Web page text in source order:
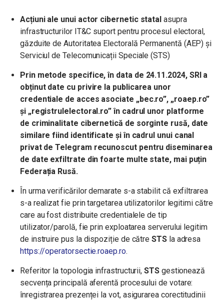
Acțiuni ale unui actor cibernetic statalasupra
infrastructurilor IT&C suport pentru procesul electoral,
găzduite de Autoritatea Electorală Permanentă (AEP) și
Serviciul de Telecomunicații Speciale (STS)
Prin metode specifice, în data de 24.11.2024, SRI a
obținut date cu privire la publicarea unor
credentiale de acces asociate „bec.ro”, „roaep.ro”
și „registrulelectoral.ro” în cadrul unor platforme
de criminalitate cibernetică de sorginte rusă, date
similare fiind identificate și în cadrul unui canal
privat de Telegram recunoscut pentru diseminarea
de date exfiltrate din foarte multe state, mai puțin
Federația Rusă.
În urma verificărilor demarate s-a stabilit că exfiltrarea
s-a realizat fie prin targetarea utilizatorilor legitimi către
care au fost distribuite credentialele de tip
utilizator/parolă, fie prin exploatarea serverului legitim
de instruire pus la dispoziție de cătreSTSla adresa
https://operatorsectie.roaep.ro.
Referitor la topologia infrastructurii,STSgestionează
secvența principală aferentă procesului de votare:
înregistrarea prezenței la vot, asigurarea corectitudinii